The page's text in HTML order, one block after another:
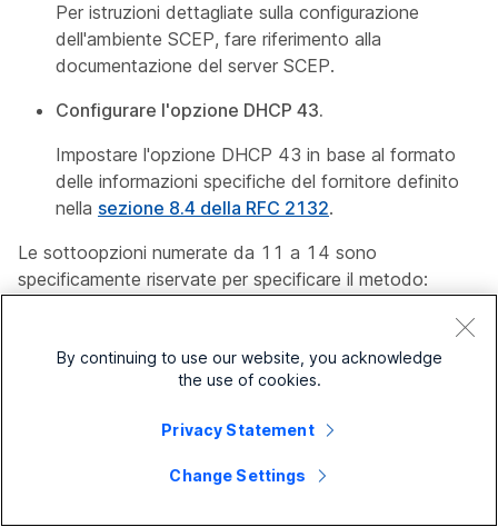
Per istruzioni dettagliate sulla configurazione
dell'ambiente SCEP, fare riferimento alla
documentazione del server SCEP.
Configurare l'opzione DHCP 43.
Impostare l'opzione DHCP 43 in base al formato
delle informazioni specifiche del fornitore definito
nella sezione 8.4 della RFC 2132.
Le sottoopzioni numerate da 11 a 14 sono
specificamente riservate per specificare il metodo:
secondar
Tipo
za (byte)
Obbligat
orio
Lunghezz
variabile
By continuing to use our website, you acknowledge
the use of cookies.
Privacy Statement
Change Settings